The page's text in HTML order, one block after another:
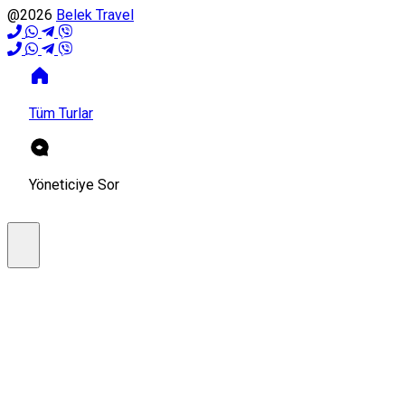
@2026 Belek Travel
Tüm Turlar
Yöneticiye Sor